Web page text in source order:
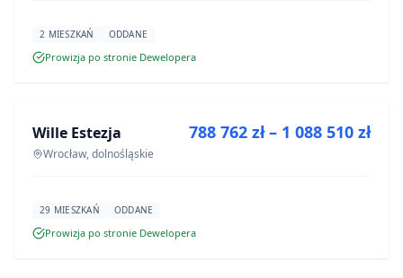
2 MIESZKAŃ ODDANE
Prowizja po stronie Dewelopera
INWESTYCJA
Wille Estezja
Wrocław, dolnośląskie
788 762 zł – 1 088 510 zł
29 MIESZKAŃ ODDANE
Prowizja po stronie Dewelopera